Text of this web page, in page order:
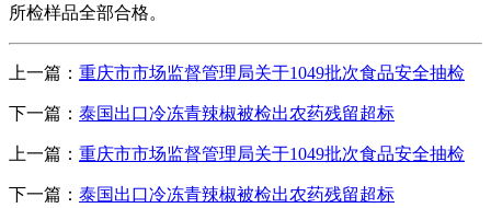
所检样品全部合格。
上一篇： 重庆市市场监督管理局关于1049批次食品安全抽检
下一篇： 泰国出口冷冻青辣椒被检出农药残留超标
上一篇： 重庆市市场监督管理局关于1049批次食品安全抽检
下一篇： 泰国出口冷冻青辣椒被检出农药残留超标